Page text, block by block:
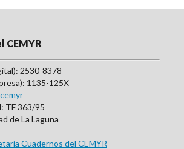
CEMYR
2530-8378
1135-125X
: TF 363/95
de La Laguna
Cuadernos del CEMYR